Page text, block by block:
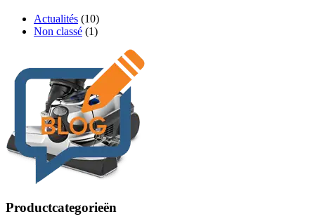
Actualités (10)
Non classé (1)
Productcategorieën